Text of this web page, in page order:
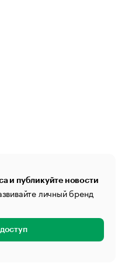
и публикуйте новости
личный бренд